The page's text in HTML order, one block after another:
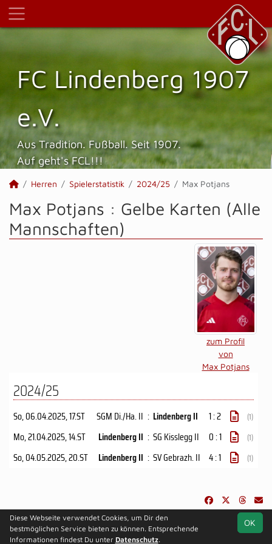
FC Lindenberg 1907
e.V.
Aus Tradition. Fußball. Seit 1907.
Auf geht's FCL!!!
Herren Spielerstatistik 2024/25 Max Potjans
Max Potjans : Gelbe Karten (Alle
Mannschaften)
zum Profil
von
Max Potjans
2024/25
So, 06.04.2025, 17.ST SGM Di./Ha. II : Lindenberg II 1 : 2 (1)
Mo, 21.04.2025, 14.ST Lindenberg II : SG Kisslegg II 0 : 1 (1)
So, 04.05.2025, 20.ST Lindenberg II : SV Gebrazh. II 4 : 1 (1)
soccero.de
© 2006 - 2026
OK
Diese Webseite verwendet Cookies, um Dir den
bestmöglichen Service bieten zu können. Entsprechende
Informationen findest Du unter Datenschutz.